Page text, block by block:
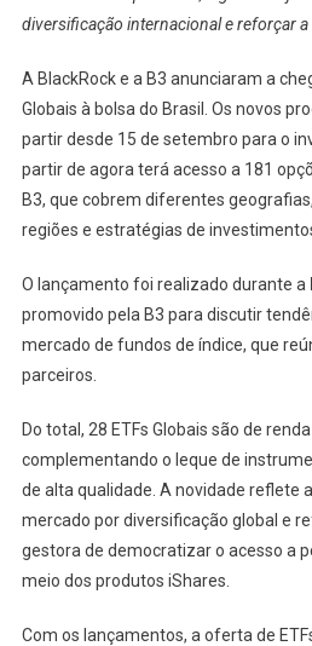
diversificação internacional e reforçar
A BlackRock e a B3 anunciaram a
Globais à bolsa do Brasil. Os novos
partir desde 15 de setembro para o
partir de agora terá acesso a 181
B3, que cobrem diferentes
regiões e estratégias de
O lançamento foi realizado durante a
promovido pela B3 para discutir
mercado de fundos de índice, que
parceiros.
Do total, 28 ETFs Globais são de
complementando o leque de
de alta qualidade. A novidade reflete
mercado por diversificação global e
gestora de democratizar o acesso a
meio dos produtos iShares.
Com os lançamentos, a oferta de